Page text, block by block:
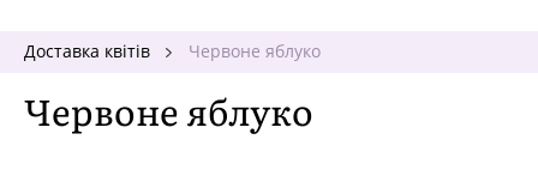
Доставка квітів Червоне яблуко
Червоне яблуко